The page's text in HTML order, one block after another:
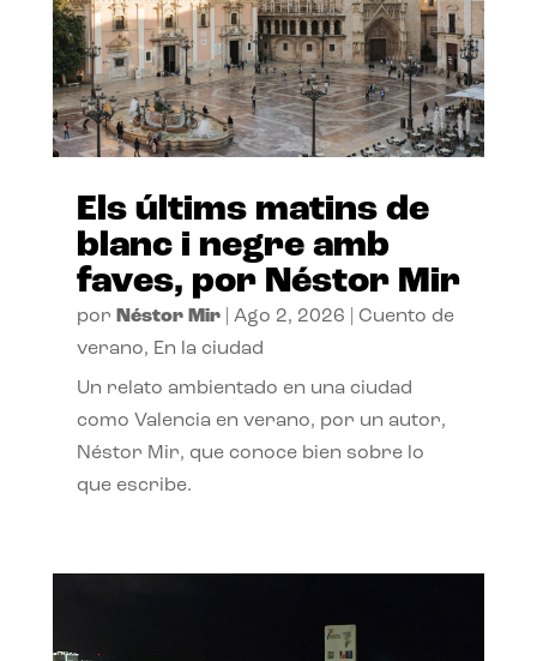
Els últims matins de
blanc i negre amb
faves, por Néstor Mir
por Néstor Mir| Ago 2, 2026
Cuento de
verano, En la ciudad
Un relato ambientado en una ciudad
como Valencia en verano, por un autor,
Néstor Mir, que conoce bien sobre lo
que escribe.